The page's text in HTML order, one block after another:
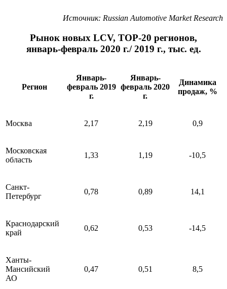
Источник: Russian Automotive Market Research
Рынок новых LCV, ТОР-20 регионов,
январь-февраль 2020 г./ 2019 г., тыс. ед.
Регион
Январь-
февраль 2019
г.
Январь-
февраль 2020
г.
Динамика
продаж, %
Москва 2,17 2,19 0,9
Московская
область
1,33 1,19 -10,5
Санкт-
Петербург
0,78 0,89 14,1
Краснодарский
край
0,62 0,53 -14,5
Ханты-
Мансийский
АО
0,47 0,51 8,5